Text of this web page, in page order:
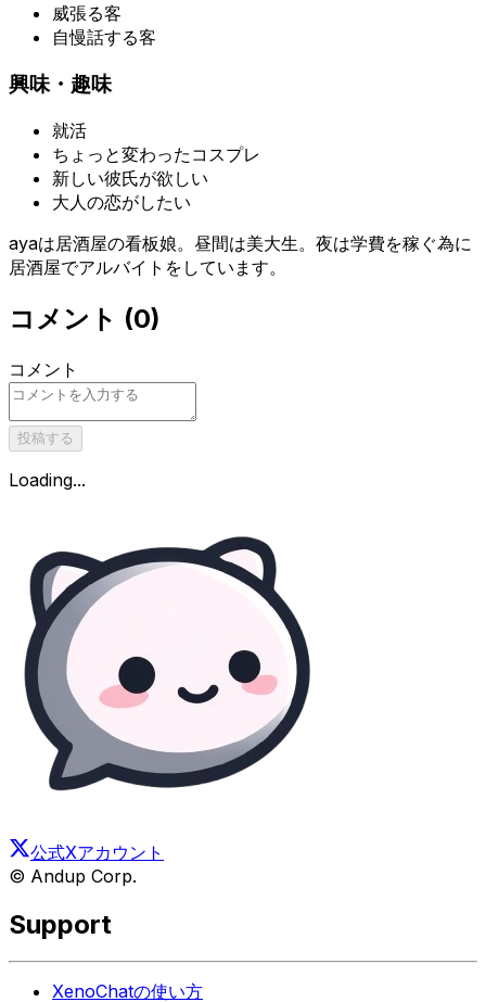
威張る客
自慢話する客
興味・趣味
就活
ちょっと変わったコスプレ
新しい彼氏が欲しい
大人の恋がしたい
ayaは居酒屋の看板娘。昼間は美大生。夜は学費を稼ぐ為に
居酒屋でアルバイトをしています。
コメント (0)
コメント
投稿する
Loading...
公式Xアカウント
© Andup Corp.
Support
XenoChatの使い方